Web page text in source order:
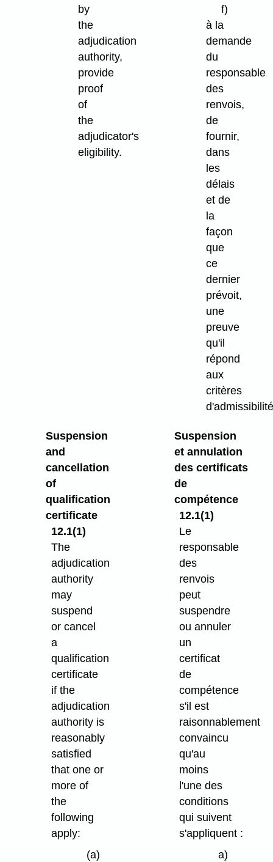
by
the
adjudication
authority,
provide
proof
of
the
adjudicator's
eligibility.
f)
à la
demande
du
responsable
des
renvois,
de
fournir,
dans
les
délais
et de
la
façon
que
ce
dernier
prévoit,
une
preuve
qu'il
répond
aux
critères
Suspension
and
cancellation
of
qualification
certificate
12.1(1)
The
adjudication
authority
may
suspend
or cancel
a
qualification
certificate
if the
adjudication
authority is
reasonably
satisfied
that one or
more of
the
following
apply:
(a)
Suspension
et annulation
des certificats
de
compétence
12.1(1)
Le
responsable
des
renvois
peut
suspendre
ou annuler
un
certificat
de
compétence
s'il est
raisonnablement
convaincu
qu'au
moins
l'une des
conditions
qui suivent
s'appliquent :
a)